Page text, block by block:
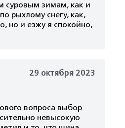
суровым зимам, как и
рыхлому снегу, как,
но и езжу я спокойно,
29 октября 2023
вопроса выбор
невысокую